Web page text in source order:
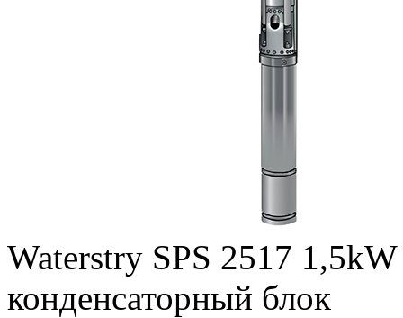
Waterstry SPS 2517
конденсаторный блок